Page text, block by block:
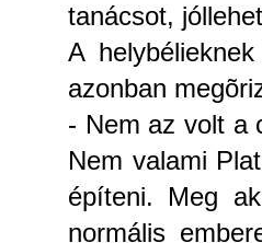
tanácsot,
A
azonban
- Nem az volt a
Nem valami
építeni. Meg
normális